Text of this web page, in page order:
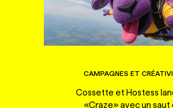
CAMPAGNES ET
Cossette et Hostess
«Craze» avec un saut